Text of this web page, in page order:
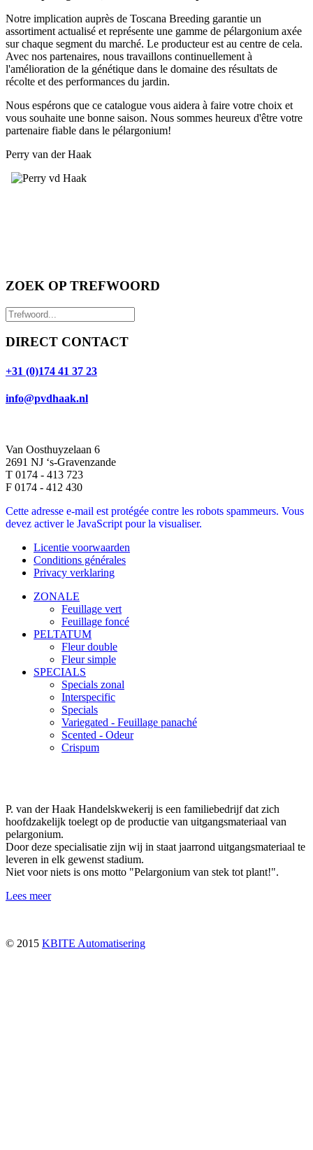
Notre implication auprès de Toscana Breeding garantie un
assortiment actualisé et représente une gamme de pélargonium axée
sur chaque segment du marché. Le producteur est au centre de cela.
Avec nos partenaires, nous travaillons continuellement à
l'amélioration de la génétique dans le domaine des résultats de
récolte et des performances du jardin.
Nous espérons que ce catalogue vous aidera à faire votre choix et
vous souhaite une bonne saison. Nous sommes heureux d'être votre
partenaire fiable dans le pélargonium!
Perry van der Haak
ZOEK OP TREFWOORD
DIRECT CONTACT
+31 (0)174 41 37 23
info@pvdhaak.nl
Van Oosthuyzelaan 6
2691 NJ ‘s-Gravenzande
T 0174 - 413 723
F 0174 - 412 430
Cette adresse e-mail est protégée contre les robots spammeurs. Vous
devez activer le JavaScript pour la visualiser.
Licentie voorwaarden
Conditions générales
Privacy verklaring
ZONALE
Feuillage vert
Feuillage foncé
PELTATUM
Fleur double
Fleur simple
SPECIALS
Specials zonal
Interspecific
Specials
Variegated - Feuillage panaché
Scented - Odeur
Crispum
P. van der Haak Handelskwekerij is een familiebedrijf dat zich
hoofdzakelijk toelegt op de productie van uitgangsmateriaal van
pelargonium.
Door deze specialisatie zijn wij in staat jaarrond uitgangsmateriaal te
leveren in elk gewenst stadium.
Niet voor niets is ons motto "Pelargonium van stek tot plant!".
Lees meer
© 2015 KBITE Automatisering